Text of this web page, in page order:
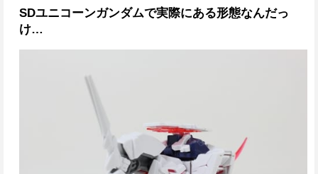
SDユニコーンガンダムで実際にある形態なんだっ
け…